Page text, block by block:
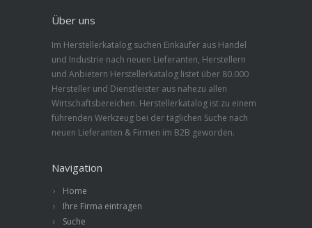
Über uns
Im Herstellerkatalog suchen Einkäufer aus Handel
und Industrie nach neuen Lieferanten, Herstellern
und Anbietern Herstellerkatalog listet über 80.000
Hersteller und Dienstleister aus nahezu allen
Wirtschaftsbereichen. Herstellerkatalog ist zu einem
führenden Werkzeug bei der täglichen Suche nach
neuen Lieferanten & Firmen im B2B geworden.
Navigation
Home
Ihre Firma eintragen
Suche